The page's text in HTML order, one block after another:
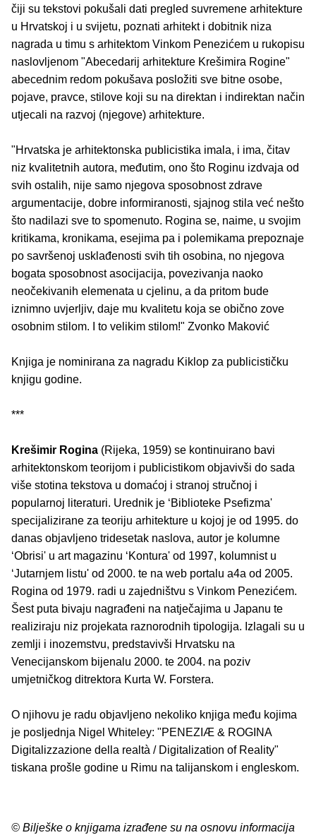
čiji su tekstovi pokušali dati pregled suvremene arhitekture
u Hrvatskoj i u svijetu, poznati arhitekt i dobitnik niza
nagrada u timu s arhitektom Vinkom Penezićem u rukopisu
naslovljenom "Abecedarij arhitekture Krešimira Rogine"
abecednim redom pokušava posložiti sve bitne osobe,
pojave, pravce, stilove koji su na direktan i indirektan način
utjecali na razvoj (njegove) arhitekture.
"Hrvatska je arhitektonska publicistika imala, i ima, čitav
niz kvalitetnih autora, međutim, ono što Roginu izdvaja od
svih ostalih, nije samo njegova sposobnost zdrave
argumentacije, dobre informiranosti, sjajnog stila već nešto
što nadilazi sve to spomenuto. Rogina se, naime, u svojim
kritikama, kronikama, esejima pa i polemikama prepoznaje
po savršenoj usklađenosti svih tih osobina, no njegova
bogata sposobnost asocijacija, povezivanja naoko
neočekivanih elemenata u cjelinu, a da pritom bude
iznimno uvjerljiv, daje mu kvalitetu koja se obično zove
osobnim stilom. I to velikim stilom!" Zvonko Maković
Knjiga je nominirana za nagradu Kiklop za publicističku
knjigu godine.
***
Krešimir Rogina (Rijeka, 1959) se kontinuirano bavi
arhitektonskom teorijom i publicistikom objavivši do sada
više stotina tekstova u domaćoj i stranoj stručnoj i
popularnoj literaturi. Urednik je ‘Biblioteke Psefizma'
specijalizirane za teoriju arhitekture u kojoj je od 1995. do
danas objavljeno tridesetak naslova, autor je kolumne
‘Obrisi' u art magazinu ‘Kontura' od 1997, kolumnist u
‘Jutarnjem listu' od 2000. te na web portalu a4a od 2005.
Rogina od 1979. radi u zajedništvu s Vinkom Penezićem.
Šest puta bivaju nagrađeni na natječajima u Japanu te
realiziraju niz projekata raznorodnih tipologija. Izlagali su u
zemlji i inozemstvu, predstavivši Hrvatsku na
Venecijanskom bijenalu 2000. te 2004. na poziv
umjetničkog ditrektora Kurta W. Forstera.
O njihovu je radu objavljeno nekoliko knjiga među kojima
je posljednja Nigel Whiteley: "PENEZIÆ & ROGINA
Digitalizzazione della realtà / Digitalization of Reality"
tiskana prošle godine u Rimu na talijanskom i engleskom.
© Bilješke o knjigama izrađene su na osnovu informacija